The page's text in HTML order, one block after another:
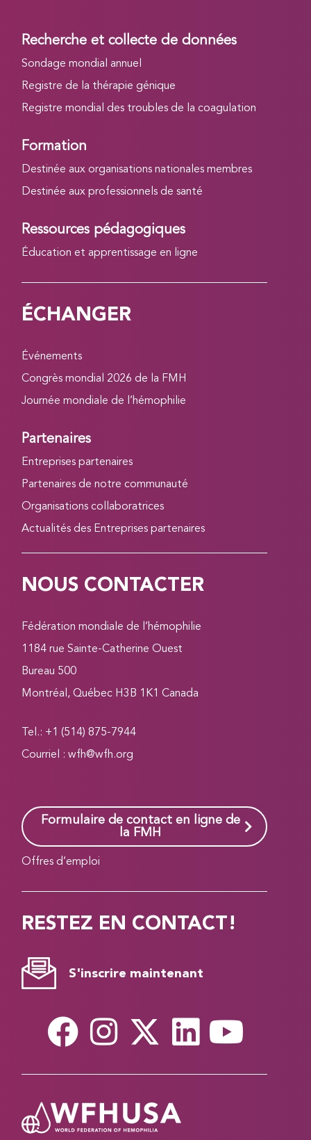
Recherche et collecte de données
Sondage mondial annuel
Registre de la thérapie génique
Registre mondial des troubles de la coagulation
Formation
Destinée aux organisations nationales membres
Destinée aux professionnels de santé
Ressources pédagogiques
Éducation et apprentissage en ligne
ÉCHANGER
Événements
Congrès mondial 2026 de la FMH
Journée mondiale de l’hémophilie
Partenaires
Entreprises partenaires
Partenaires de notre communauté
Organisations collaboratrices
Actualités des Entreprises partenaires
NOUS CONTACTER
Fédération mondiale de l’hémophilie
1184 rue Sainte-Catherine Ouest
Bureau 500
Montréal, Québec H3B 1K1 Canada
Tel.: +1 (514) 875-7944
Courriel :wfh@wfh.org
Formulaire de contact en ligne de
la FMH
Offres d’emploi
RESTEZ EN CONTACT!
S'inscrire maintenant